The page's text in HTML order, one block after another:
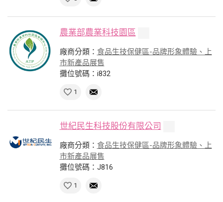
農業部農業科技園區
廠商分類： 食品生技保健區-品牌形象體驗、上
市新產品展售
攤位號碼：i832
1
世紀民生科技股份有限公司
廠商分類： 食品生技保健區-品牌形象體驗、上
市新產品展售
攤位號碼：J816
1